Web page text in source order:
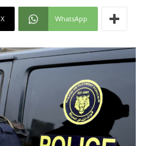
X WhatsApp